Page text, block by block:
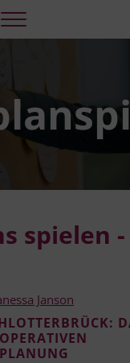
navigation
Planung und
Menu
spielen -
Janson